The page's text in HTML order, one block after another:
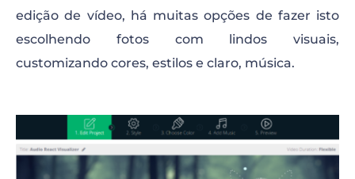
edição de vídeo, há muitas opções de fazer isto
escolhendo fotos com lindos visuais,
customizando cores, estilos e claro, música.